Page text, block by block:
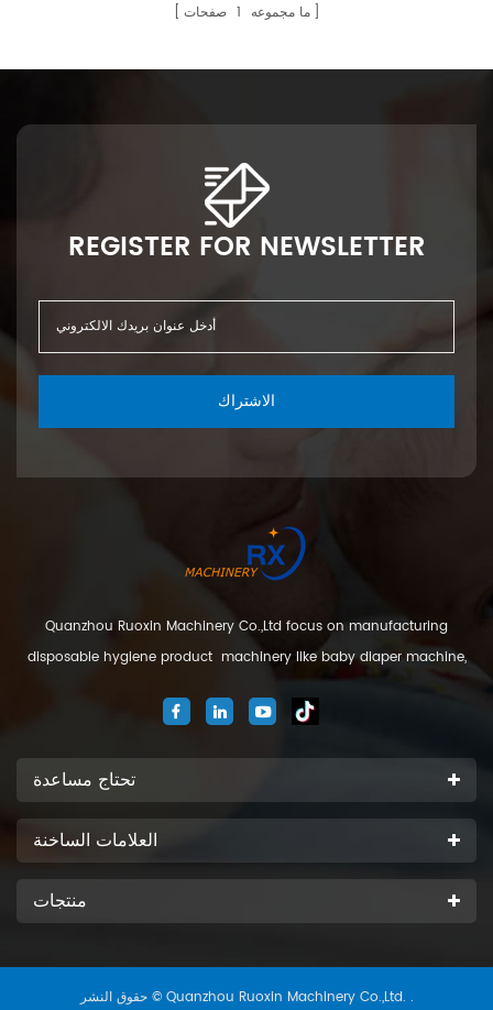
ما مجموعه 1 صفحات
REGISTER FOR NEWSLETTER
الاشتراك
Quanzhou Ruoxin Machinery Co.,Ltd focus on manufacturing
disposable hygiene product machinery like baby diaper machine,
machine. We are located in Jinjiang city, Fujian Province, China. And
تحتاج مساعدة
العلامات الساخنة
منتجات
حقوق النشر © Quanzhou Ruoxin Machinery Co.,Ltd. .